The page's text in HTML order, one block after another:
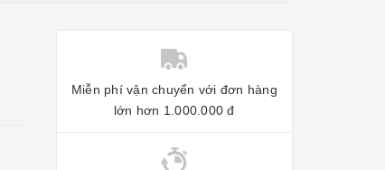
Miễn phí vận chuyển với đơn hàng
lớn hơn 1.000.000 đ